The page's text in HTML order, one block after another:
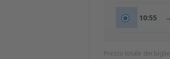
10:55 →
Prezzo totale dei